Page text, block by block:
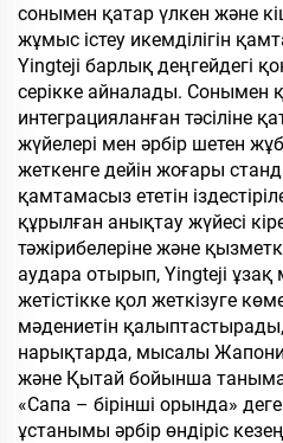
сонымен қатар үлкен және
жұмыс істеу икемділігін
Yingteji барлық деңгейдегі
серікке айналады. Сонымен
интеграцияланған тәсіліне
жүйелері мен әрбір шетен
жеткенге дейін жоғары
қамтамасыз ететін
құрылған анықтау жүйесі
тәжірибелеріне және
аудара отырып, Yingteji ұзақ
жетістікке қол жеткізуге
мәдениетін
нарықтарда, мысалы
және Қытай бойынша
«Сапа – бірінші орында»
ұстанымы әрбір өндіріс